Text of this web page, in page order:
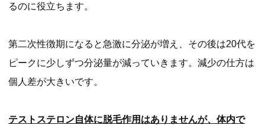
るのに役立ちます。
第二次性徴期になると急激に分泌が増え、その後は20代を
ピークに少しずつ分泌量が減っていきます。減少の仕方は
個人差が大きいです。
テストステロン自体に脱毛作用はありませんが、体内で